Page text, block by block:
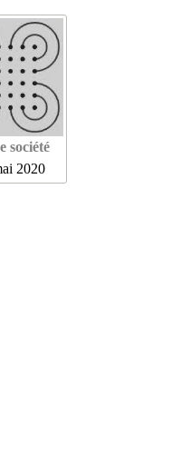
société
2020